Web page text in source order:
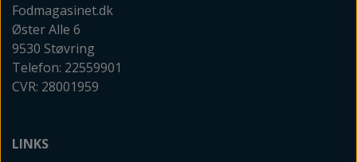
Fodmagasinet.dk
Øster Alle 6
9530 Støvring
Telefon: 22559901
CVR: 28001959
LINKS